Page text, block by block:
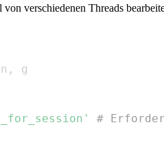
verschiedenen Threads
,
#